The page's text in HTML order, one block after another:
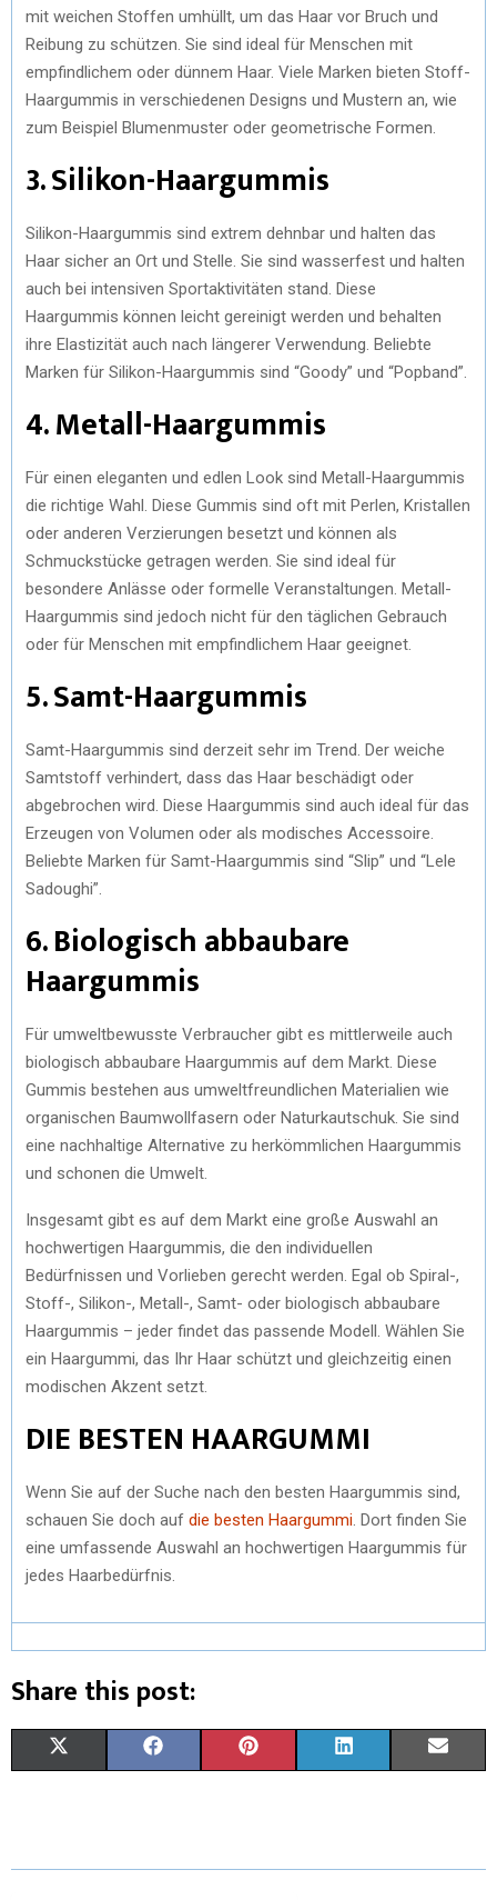
mit weichen Stoffen umhüllt, um das Haar vor Bruch und
Reibung zu schützen. Sie sind ideal für Menschen mit
empfindlichem oder dünnem Haar. Viele Marken bieten Stoff-
Haargummis in verschiedenen Designs und Mustern an, wie
zum Beispiel Blumenmuster oder geometrische Formen.
3. Silikon-Haargummis
Silikon-Haargummis sind extrem dehnbar und halten das
Haar sicher an Ort und Stelle. Sie sind wasserfest und halten
auch bei intensiven Sportaktivitäten stand. Diese
Haargummis können leicht gereinigt werden und behalten
ihre Elastizität auch nach längerer Verwendung. Beliebte
Marken für Silikon-Haargummis sind “Goody” und “Popband”.
4. Metall-Haargummis
Für einen eleganten und edlen Look sind Metall-Haargummis
die richtige Wahl. Diese Gummis sind oft mit Perlen, Kristallen
oder anderen Verzierungen besetzt und können als
Schmuckstücke getragen werden. Sie sind ideal für
besondere Anlässe oder formelle Veranstaltungen. Metall-
Haargummis sind jedoch nicht für den täglichen Gebrauch
oder für Menschen mit empfindlichem Haar geeignet.
5. Samt-Haargummis
Samt-Haargummis sind derzeit sehr im Trend. Der weiche
Samtstoff verhindert, dass das Haar beschädigt oder
abgebrochen wird. Diese Haargummis sind auch ideal für das
Erzeugen von Volumen oder als modisches Accessoire.
Beliebte Marken für Samt-Haargummis sind “Slip” und “Lele
Sadoughi”.
6. Biologisch abbaubare
Haargummis
Für umweltbewusste Verbraucher gibt es mittlerweile auch
biologisch abbaubare Haargummis auf dem Markt. Diese
Gummis bestehen aus umweltfreundlichen Materialien wie
organischen Baumwollfasern oder Naturkautschuk. Sie sind
eine nachhaltige Alternative zu herkömmlichen Haargummis
und schonen die Umwelt.
Insgesamt gibt es auf dem Markt eine große Auswahl an
hochwertigen Haargummis, die den individuellen
Bedürfnissen und Vorlieben gerecht werden. Egal ob Spiral-,
Stoff-, Silikon-, Metall-, Samt- oder biologisch abbaubare
Haargummis – jeder findet das passende Modell. Wählen Sie
ein Haargummi, das Ihr Haar schützt und gleichzeitig einen
modischen Akzent setzt.
DIE BESTEN HAARGUMMI
Wenn Sie auf der Suche nach den besten Haargummis sind,
schauen Sie doch auf die besten Haargummi . Dort finden Sie
eine umfassende Auswahl an hochwertigen Haargummis für
jedes Haarbedürfnis.
Share this post:
R
W R
E R
T R
K R
I